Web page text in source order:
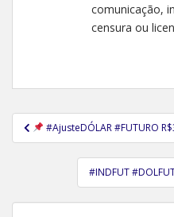
comunicação,
censura ou
Navegação
de
#AjusteDÓLAR #FUTURO
#INDFUT